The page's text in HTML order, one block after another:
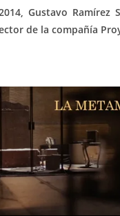
Gustavo Ramírez
de la compañía